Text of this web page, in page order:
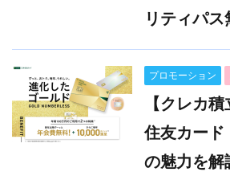
リティパス
プロモーション
【クレカ
住友カード
の魅力を解